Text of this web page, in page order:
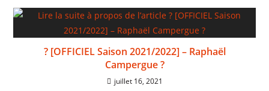
? [OFFICIEL Saison 2021/2022] – Raphaël
Campergue ?
juillet 16, 2021